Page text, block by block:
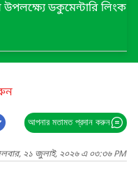
ডকুমেন্টারি লিংক
আপনার মতামত প্রদান করুন
২১ জুলাই, ২০২৬ এ ০৩:৩৬ PM